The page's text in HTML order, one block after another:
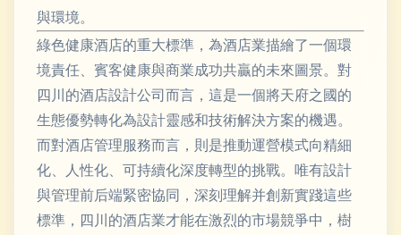
與環境。
綠色健康酒店的重大標準，為酒店業描繪了一個環
境責任、賓客健康與商業成功共贏的未來圖景。對
四川的酒店設計公司而言，這是一個將天府之國的
生態優勢轉化為設計靈感和技術解決方案的機遇。
而對酒店管理服務而言，則是推動運營模式向精細
化、人性化、可持續化深度轉型的挑戰。唯有設計
與管理前后端緊密協同，深刻理解并創新實踐這些
標準，四川的酒店業才能在激烈的市場競爭中，樹